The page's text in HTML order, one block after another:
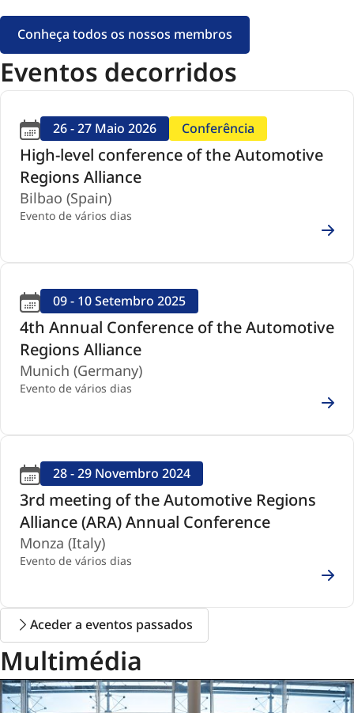
Conheça todos os nossos membros
Eventos decorridos
26 - 27 Maio 2026 Conferência
High-level conference of the Automotive
Regions Alliance
Bilbao (Spain)
Evento de vários dias
09 - 10 Setembro 2025
4th Annual Conference of the Automotive
Regions Alliance
Munich (Germany)
Evento de vários dias
28 - 29 Novembro 2024
3rd meeting of the Automotive Regions
Alliance (ARA) Annual Conference
Monza (Italy)
Evento de vários dias
Aceder a eventos passados
Multimédia